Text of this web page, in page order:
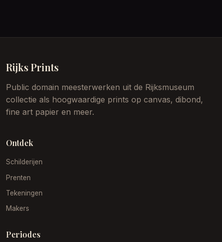
Rijks Prints
Public domain meesterwerken uit de Rijksmuseum
collectie als hoogwaardige prints op canvas, dibond,
fine art papier en meer.
Ontdek
Schilderijen
Prenten
Tekeningen
Makers
Periodes